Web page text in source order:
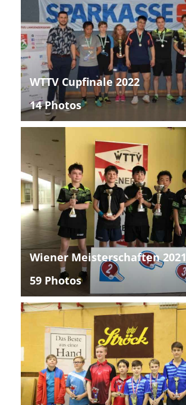
WTTV Cupfinale 2022
14 Photos
Wiener Meisterschaften 2021
59 Photos